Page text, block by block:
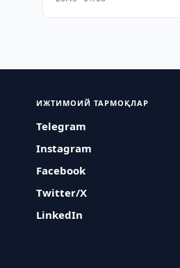
ИЖТИМОИЙ ТАРМОҚЛАР
Telegram
Instagram
Facebook
Twitter/X
LinkedIn